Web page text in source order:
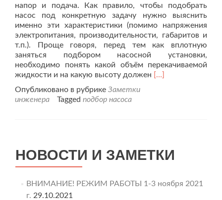
напор и подача. Как правило, чтобы подобрать
насос под конкретную задачу нужно выяснить
именно эти характеристики (помимо напряжения
электропитания, производительности, габаритов и
т.п.). Проще говоря, перед тем как вплотную
заняться подбором насосной установки,
необходимо понять какой объём перекачиваемой
жидкости и на какую высоту должен Читать
[…]
Опубликовано в рубрике Заметки
инженера
Tagged подбор насоса
НОВОСТИ И ЗАМЕТКИ
ВНИМАНИЕ! РЕЖИМ РАБОТЫ 1-3 ноября 2021
г. 29.10.2021